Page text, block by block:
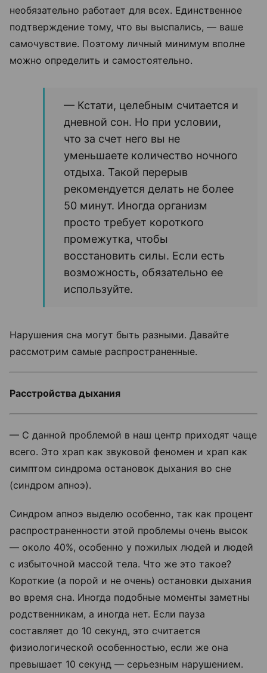
необязательно работает для всех. Единственное
подтверждение тому, что вы выспались, — ваше
самочувствие. Поэтому личный минимум вполне
можно определить и самостоятельно.
— Кстати, целебным считается и
дневной сон. Но при условии,
что за счет него вы не
уменьшаете количество ночного
отдыха. Такой перерыв
рекомендуется делать не более
50 минут. Иногда организм
просто требует короткого
промежутка, чтобы
восстановить силы. Если есть
возможность, обязательно ее
используйте.
Нарушения сна могут быть разными. Давайте
рассмотрим самые распространенные.
Расстройства дыхания
— С данной проблемой в наш центр приходят чаще
всего. Это храп как звуковой феномен и храп как
симптом синдрома остановок дыхания во сне
(синдром апноэ).
Синдром апноэ выделю особенно, так как процент
распространенности этой проблемы очень высок
— около 40%, особенно у пожилых людей и людей
с избыточной массой тела. Что же это такое?
Короткие (а порой и не очень) остановки дыхания
во время сна. Иногда подобные моменты заметны
родственникам, а иногда нет. Если пауза
составляет до 10 секунд, это считается
физиологической особенностью, если же она
превышает 10 секунд — серьезным нарушением.